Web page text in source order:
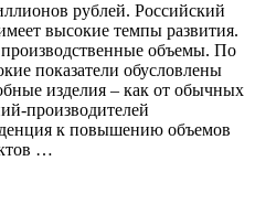
рублей. Российский
высокие темпы развития.
объемы. По
показатели обусловлены
изделия – как от обычных
производителей
к повышению объемов
…